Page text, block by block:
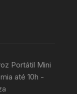
Portátil Mini
até 10h -